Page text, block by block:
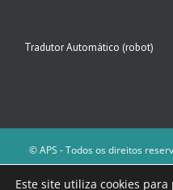
Tradutor Automático (robot)
© APS - Todos os direitos
A Direção da APS reserva-se o
Este site utiliza cookies